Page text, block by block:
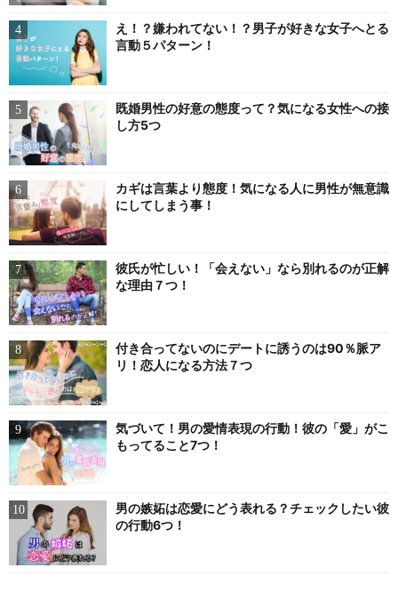
え！？嫌われてない！？男子が好きな女子へとる
言動５パターン！
既婚男性の好意の態度って？気になる女性への接
し方5つ
カギは言葉より態度！気になる人に男性が無意識
にしてしまう事！
彼氏が忙しい！「会えない」なら別れるのが正解
な理由７つ！
付き合ってないのにデートに誘うのは90％脈ア
リ！恋人になる方法７つ
気づいて！男の愛情表現の行動！彼の「愛」がこ
もってること7つ！
男の嫉妬は恋愛にどう表れる？チェックしたい彼
の行動6つ！